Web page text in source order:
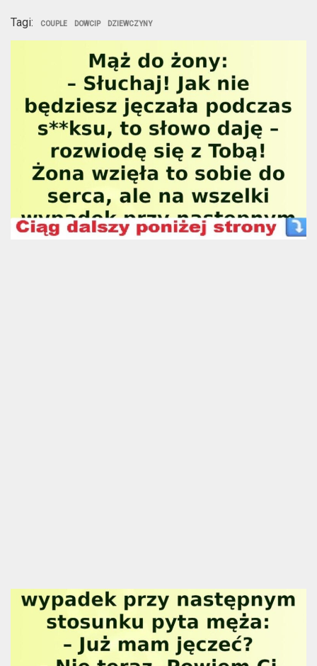
Tagi: COUPLE DOWCIP DZIEWCZYNY